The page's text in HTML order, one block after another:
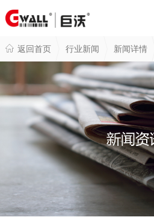
返回首页 行业新闻 新闻详情